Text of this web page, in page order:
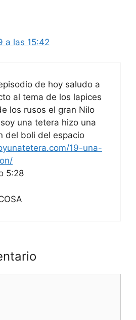
a las 15:42
de hoy saludo a
al tema de los lapices
los rusos el gran Nilo
una tetera hizo una
del boli del espacio
19-una-
5:28